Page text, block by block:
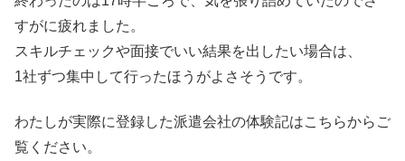
すがに疲れました。
スキルチェックや面接でいい結果を出したい場合は、
1社ずつ集中して行ったほうがよさそうです。
わたしが実際に登録した派遣会社の体験記はこちらからご
覧ください。